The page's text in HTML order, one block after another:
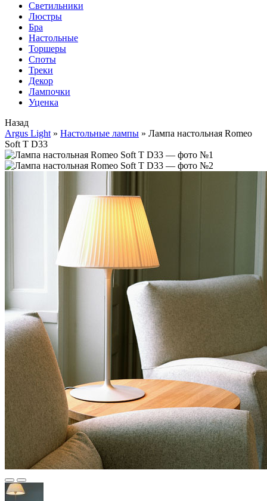
Cветильники
Люстры
Бра
Настольные
Торшеры
Споты
Треки
Декор
Лампочки
Уценка
Назад
Argus Light » Настольные лампы » Лампа настольная Romeo
Soft T D33